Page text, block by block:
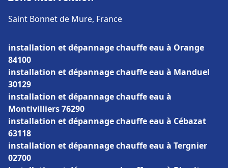
Saint Bonnet de Mure, France
installation et dépannage chauffe eau à Orange
84100
installation et dépannage chauffe eau à Manduel
30129
installation et dépannage chauffe eau à
Montivilliers 76290
installation et dépannage chauffe eau à Cébazat
63118
installation et dépannage chauffe eau à Tergnier
02700